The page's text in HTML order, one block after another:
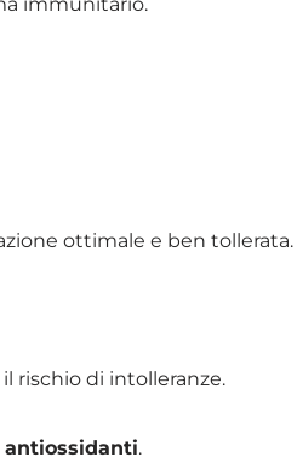
ottimale e ben tollerata.
rischio di intolleranze.
antiossidanti.